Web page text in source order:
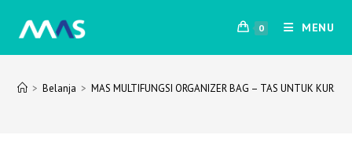
0 MENU
> Belanja > MAS MULTIFUNGSI ORGANIZER BAG – TAS UNTUK KURSI